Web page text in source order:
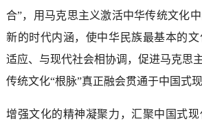
合”，用马克思主义激活中华传统文化
新的时代内涵，使中华民族最基本的
适应、与现代社会相协调，促进马克思
传统文化“根脉”真正融会贯通于中国式
增强文化的精神凝聚力，汇聚中国式